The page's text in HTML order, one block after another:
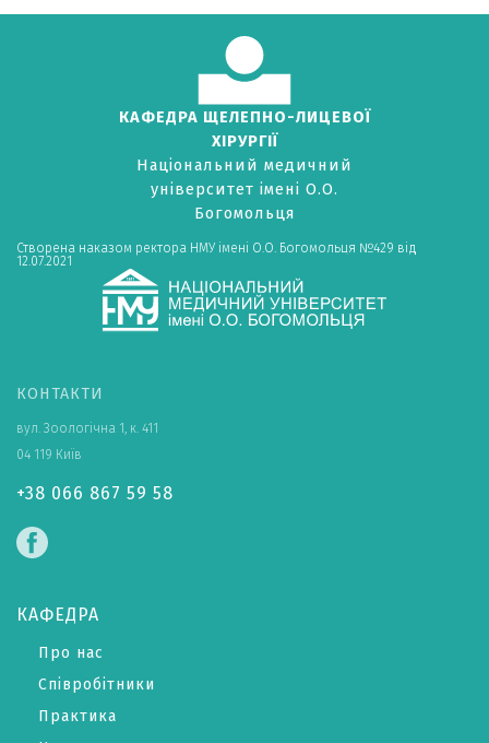
КАФЕДРА ЩЕЛЕПНО-ЛИЦЕВОЇ
ХІРУРГІЇ
Національний медичний
університет імені О.О.
Богомольця
Створена наказом ректора НМУ імені О.О. Богомольця №429 від
12.07.2021
КОНТАКТИ
вул. Зоологічна 1, к. 411
04 119 Київ
+38 066 867 59 58
КАФЕДРА
Про нас
Співробітники
Практика